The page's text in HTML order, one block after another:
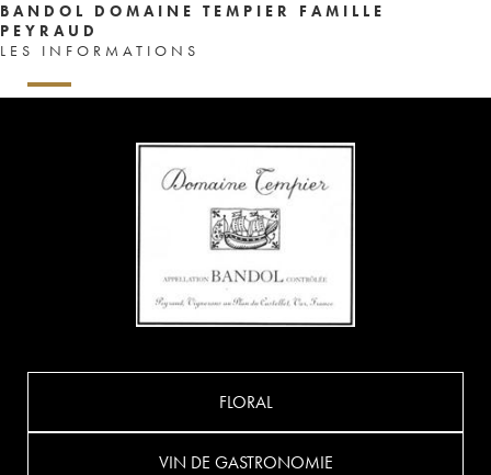
BANDOL DOMAINE TEMPIER FAMILLE
PEYRAUD
LES INFORMATIONS
FLORAL
VIN DE GASTRONOMIE